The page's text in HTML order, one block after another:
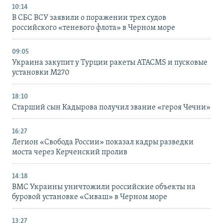
10:14
В СБС ВСУ заявили о поражении трех судов
российского «теневого флота» в Черном море
09:05
Украина закупит у Турции ракеты ATACMS и пусковые
установки M270
18:10
Старший сын Кадырова получил звание «героя Чечни»
16:27
Легион «Свобода России» показал кадры разведки
моста через Керченский пролив
14:18
ВМС Украины уничтожили российские объекты на
буровой установке «Сиваш» в Черном море
13:27